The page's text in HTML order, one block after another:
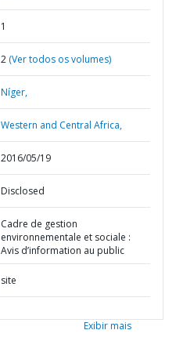
1
2 (Ver todos os volumes)
Níger,
Western and Central Africa,
2016/05/19
Disclosed
Cadre de gestion
environnementale et sociale :
Avis d’information au public
site
Exibir mais